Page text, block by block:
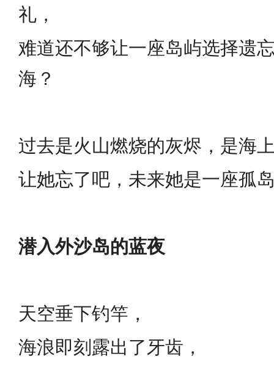
礼，
难道还不够让一座岛屿选择遗
海？
过去是火山燃烧的灰烬，是海
让她忘了吧，未来她是一座孤
潜入外沙岛的蓝夜
天空垂下钓竿，
海浪即刻露出了牙齿，